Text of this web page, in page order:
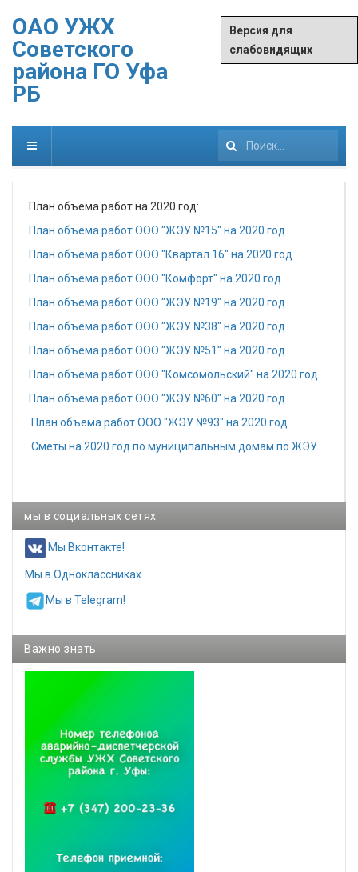
ОАО УЖХ
Советского
района ГО Уфа
РБ
Версия для
слабовидящих
Искать...
План объема работ на 2020 год:
План объёма работ ООО "ЖЭУ №15" на 2020 год
План объёма работ ООО "Квартал 16" на 2020 год
План объёма работ ООО "Комфорт" на 2020 год
План объёма работ ООО "ЖЭУ №19" на 2020 год
План объёма работ ООО "ЖЭУ №38" на 2020 год
План объёма работ ООО "ЖЭУ №51" на 2020 год
План объёма работ ООО "Комсомольский" на 2020 год
План объёма работ ООО "ЖЭУ №60" на 2020 год
План объёма работ ООО "ЖЭУ №93" на 2020 год
Сметы на 2020 год по муниципальным домам по ЖЭУ
мы в социальных сетях
Мы Вконтакте!
Мы в Одноклассниках
Мы в Telegram!
Важно знать